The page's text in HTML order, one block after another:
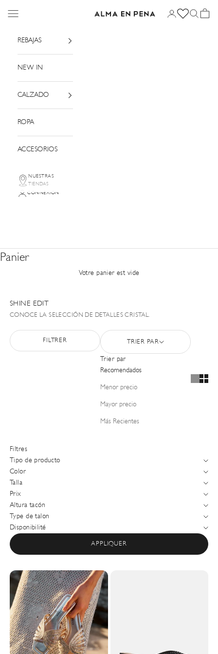
Alma en Pena
Menu Connexion Panier
REBAJAS
NEW IN
CALZADO
ROPA
ACCESORIOS
NUESTRAS
TIENDAS
CONNEXION
Panier
Votre panier est vide
SHINE EDIT
CONOCE LA SELECCIÓN DE DETALLES CRISTAL.
FILTRER TRIER PAR
Trier par
Recomendados
Menor precio
Mayor precio
Más Recientes
Filtres
Tipo de producto
Color
Talla
Prix
Altura tacón
Type de talon
Disponibilité
APPLIQUER